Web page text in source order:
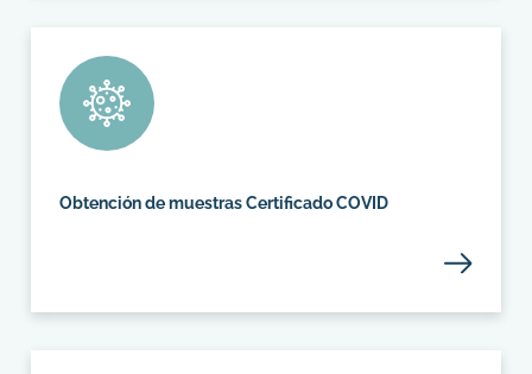
Obtención de muestras Certificado COVID